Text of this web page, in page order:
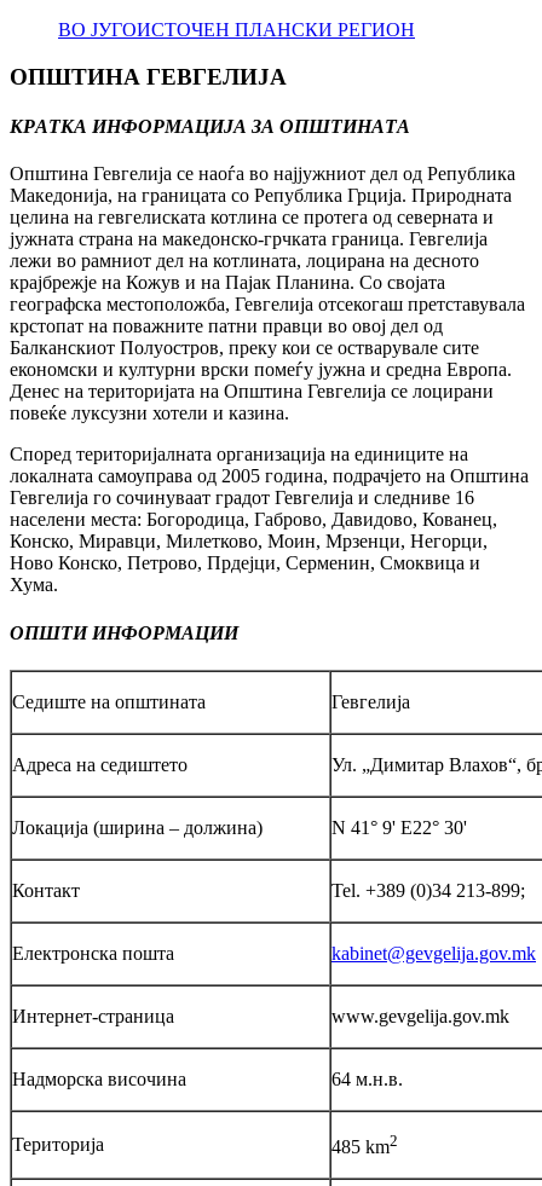
ВО ЈУГОИСТОЧЕН ПЛАНСКИ РЕГИОН
ОПШТИНА ГЕВГЕЛИЈА
КРАТКА ИНФОРМАЦИЈА ЗА ОПШТИНАТА
Општина Гевгелија се наоѓа во најјужниот дел од Република
Македонија, на границата со Република Грција. Природната
целина на гевгелиската котлина се протега од северната и
јужната страна на македонско-грчката граница. Гевгелија
лежи во рамниот дел на котлината, лоцирана на десното
крајбрежје на Кожув и на Пајак Планина. Со својата
географска местоположба, Гевгелија отсекогаш претставувала
крстопат на поважните патни правци во овој дел од
Балканскиот Полуостров, преку кои се остварувале сите
економски и културни врски помеѓу јужна и средна Европа.
Денес на територијата на Општина Гевгелија се лоцирани
повеќе луксузни хотели и казина.
Според територијалната организација на единиците на
локалната самоуправа од 2005 година, подрачјето на Општина
Гевгелија го сочинуваат градот Гевгелија и следниве 16
населени места: Богородица, Габрово, Давидово, Кованец,
Конско, Миравци, Милетково, Моин, Мрзенци, Негорци,
Ново Конско, Петрово, Прдејци, Серменин, Смоквица и
Хума.
ОПШТИ ИНФОРМАЦИИ
Седиште на општината Гевгелија
Адреса на седиштето Ул. „Димитар Влахов“,
Локација (ширина – должина) N 41° 9' E22° 30'
Контакт Tel. +389 (0)34 213-899;
Eлектронска пошта kabinet@gevgelija.gov.mk
Интернет-страница www.gevgelija.gov.mk
Надморска височина 64 м.н.в.
Територија 485 km2